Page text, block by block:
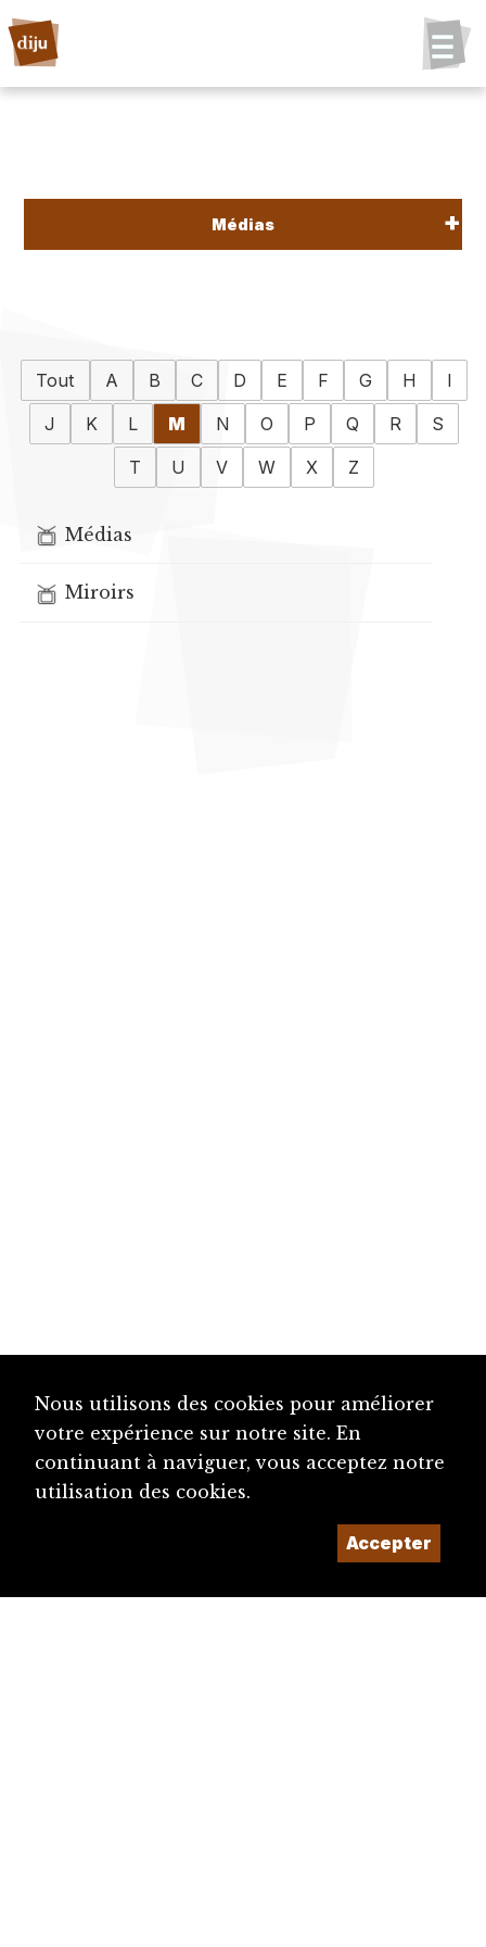
Médias
Tout A B C D E F G H
I
J
K L M N O P Q R
S
T
U V W X Z
Médias
Miroirs
Nous utilisons des cookies pour améliorer
votre expérience sur notre site. En
continuant à naviguer, vous acceptez notre
utilisation des cookies.
Accepter